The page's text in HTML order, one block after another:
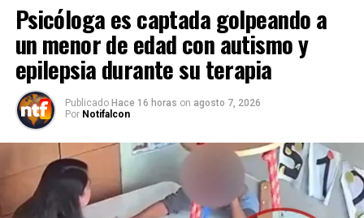
Psicóloga es captada golpeando a
un menor de edad con autismo y
epilepsia durante su terapia
Publicado Hace 16 horas on agosto 7, 2026
Por Notifalcon